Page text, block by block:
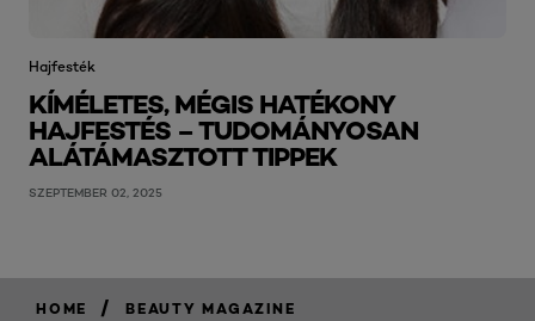
Hajfesték
KÍMÉLETES, MÉGIS HATÉKONY
HAJFESTÉS – TUDOMÁNYOSAN
ALÁTÁMASZTOTT TIPPEK
SZEPTEMBER 02, 2025
HOME / BEAUTY MAGAZINE